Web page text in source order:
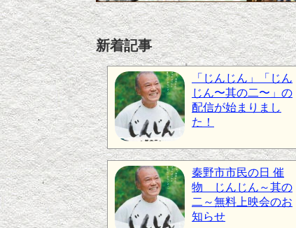
新着記事
「じんじん」「じん
じん〜其の二〜」の
配信が始まりまし
た！
秦野市市民の日 催
物 じんじん～其の
二～無料上映会のお
知らせ